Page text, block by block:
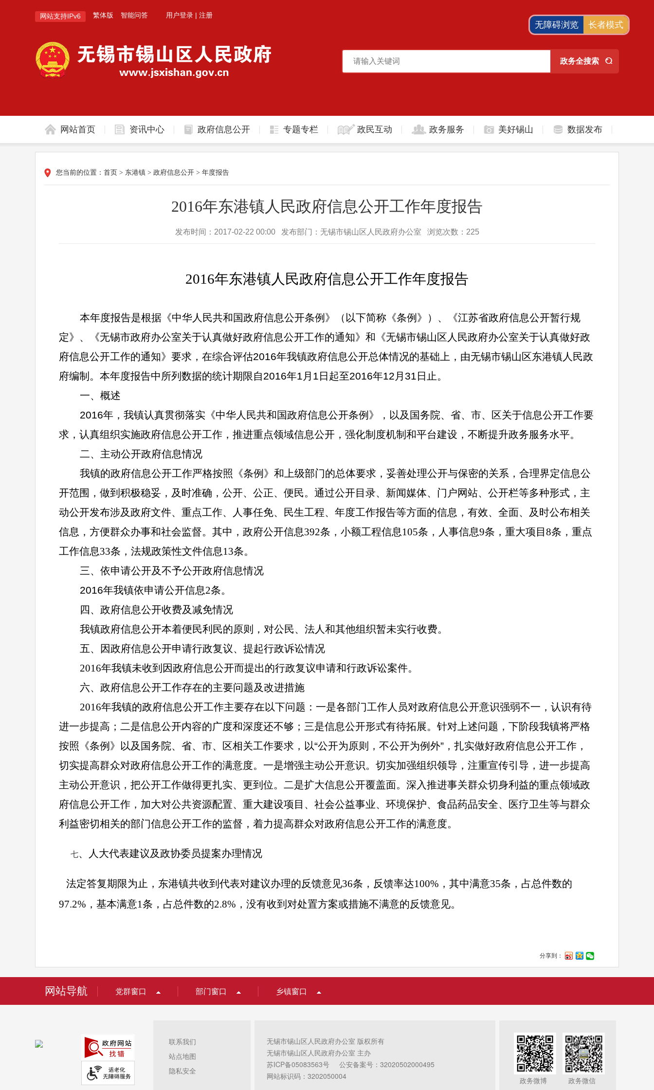
网站支持IPv6 繁体版 智能问答 用户登录 | 注册
网站首页 资讯中心 政府信息公开 专题专栏 政民互动 政务服务 美好锡山 数据发布
您当前的位置： 首页 > 东港镇 > 政府信息公开 > 年度报告
2016年东港镇人民政府信息公开工作年度报告
发布时间：2017-02-22 00:00 发布部门：无锡市锡山区人民政府办公室 浏览次数： 225
2016年东港镇人民政府信息公开工作年度报告
本年度报告是根据《中华人民共和国政府信息公开条例》（以下简称《条例》）、
《江苏省政府信息公开暂行规
定》、《无锡市政府办公室关于认真做好政府信息公开工作的通知》和《无锡市锡山区人民政府办公室关于认真做好政
府信息公开工作的通知》要求，在综合评估2016年我镇政府信息公开总体情况的基础上，由无锡市锡山区东港镇人民政
府编制。本年度报告中所列数据的统计期限自2016年1月 1 日起至2016年12月 31 日止。
一、概述
2016年，我镇认真贯彻落实《中华人民共和国政府信息公开条例》，以及国务院、省、市、区关于信息公开工作要
求，认真组织实施政府信息公开工作，推进重点领域信息公开，强化制度机制和平台建设，不断提升政务服务水平。
二、主动公开政府信息情况
我镇的政府信息公开工作严格按照《条例》和上级部门的总体要求，妥善处理公开与保密的关系，合理界定信息公
开范围，做到积极稳妥，及时准确，公开、公正、便民。通过公开目录、新闻媒体、门户网站、公开栏等多种形式，主
动公开发布涉及政府文件、重点工作、人事任免、民生工程、年度工作报告等方面的信息，有效、全面、及时公布相关
信息，方便群众办事和社会监督。其中，政府公开信息392条，小额工程信息105条，人事信息9条，重大项目8条，重点
工作信息33条，法规政策性文件信息13条。
三、依申请公开及不予公开政府信息情况
2016年我镇依申请公开信息2条。
四、政府信息公开收费及减免情况
我镇政府信息公开本着便民利民的原则，对公民、法人和其他组织暂未实行收费。
五、因政府信息公开申请行政复议、提起行政诉讼情况
2016年我镇未收到因政府信息公开而提出的行政复议申请和行政诉讼案件。
六、政府信息公开工作存在的主要问题及改进措施
2016年我镇的政府信息公开工作主要存在以下问题：一是各部门工作人员对政府信息公开意识强弱不一，认识有待
进一步提高；二是信息公开内容的广度和深度还不够；三是信息公开形式有待拓展。 针对上述问题，下阶段我镇将严格
按照《条例》以及国务院、省、市、区相关工作要求，以“公开为原则，不公开为例外” ，扎实做好政府信息公开工作，
切实提高群众对政府信息公开工作的满意度。一是增强主动公开意识。切实加强组织领导，注重宣传引导，进一步提高
主动公开意识，把公开工作做得更扎实、更到位。二是扩大信息公开覆盖面。深入推进事关群众切身利益的重点领域政
府信息公开工作，加大对公共资源配置、重大建设项目、社会公益事业、环境保护、食品药品安全、医疗卫生等与群众
利益密切相关的部门信息公开工作的监督，着力提高群众对政府信息公开工作的满意度。
七、人大代表建议及政协委员提案办理情况
法定答复期限为止，东港镇共收到代表对建议办理的反馈意见36条，反馈率达100% ，其中满意35条，占总件数的
97.2% ，基本满意1条，占总件数的2.8% ，没有收到对处置方案或措施不满意的反馈意见。
分享到：
网站导航 党群窗口 部门窗口 乡镇窗口
联系我们
站点地图
隐私安全
无锡市锡山区人民政府办公室 版权所有
无锡市锡山区人民政府办公室 主办
苏ICP备05083563号
公安备案号：32020502000495
网站标识码：3202050004
政务微博 政务微信
无障碍浏览 长者模式